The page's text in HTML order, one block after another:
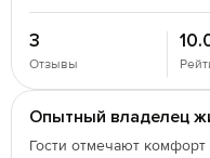
3
Отзывы
Опытный владелец
Гости отмечают